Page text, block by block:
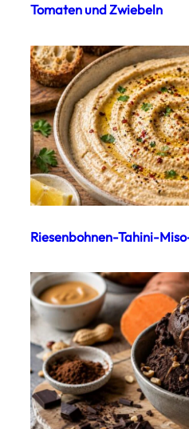
Tomaten und Zwiebeln
Riesenbohnen-Tahini-